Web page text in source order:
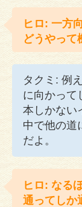
ヒロ: 一方
どうやって
タクミ: 例
に向かって
本しかない
中で他の道
だよ。
ヒロ: なる
通ってしか